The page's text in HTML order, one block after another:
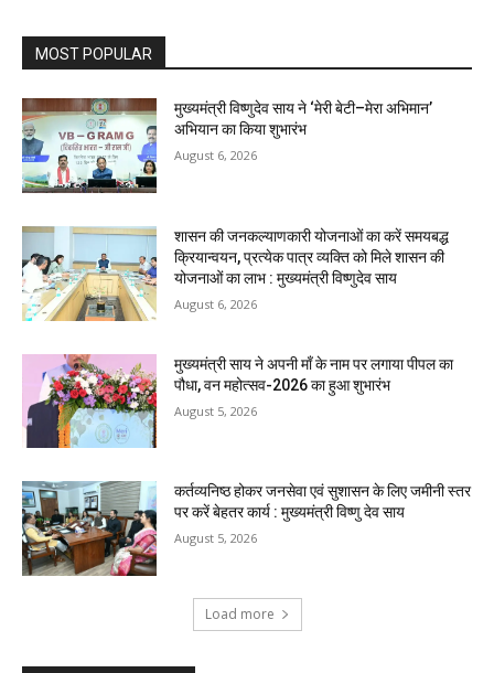
MOST POPULAR
मुख्यमंत्री विष्णुदेव साय ने ‘मेरी बेटी–मेरा अभिमान’
अभियान का किया शुभारंभ
August 6, 2026
शासन की जनकल्याणकारी योजनाओं का करें समयबद्ध
क्रियान्वयन, प्रत्येक पात्र व्यक्ति को मिले शासन की
योजनाओं का लाभ : मुख्यमंत्री विष्णुदेव साय
August 6, 2026
मुख्यमंत्री साय ने अपनी माँ के नाम पर लगाया पीपल का
पौधा, वन महोत्सव-2026 का हुआ शुभारंभ
August 5, 2026
कर्तव्यनिष्ठ होकर जनसेवा एवं सुशासन के लिए जमीनी स्तर
पर करें बेहतर कार्य : मुख्यमंत्री विष्णु देव साय
August 5, 2026
Load more